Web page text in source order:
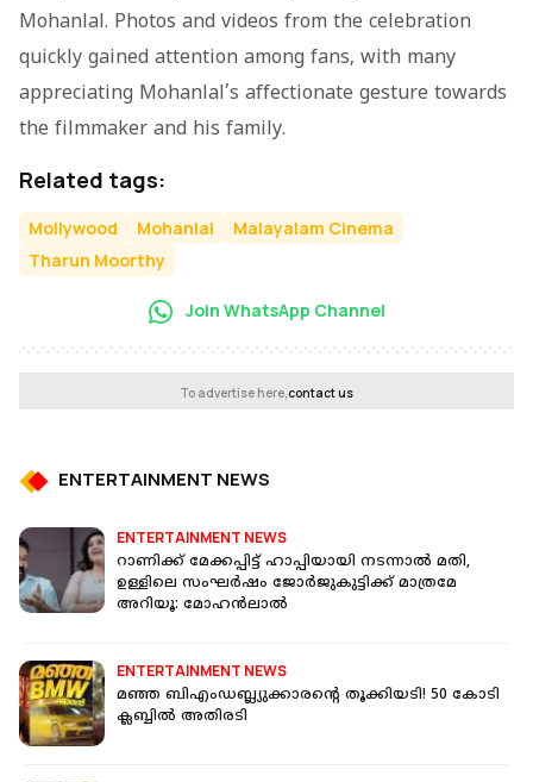
Mohanlal. Photos and videos from the celebration
quickly gained attention among fans, with many
appreciating Mohanlal’s affectionate gesture towards
the filmmaker and his family.
Related tags:
Mollywood Mohanlal
Malayalam Cinema
Tharun Moorthy
Join WhatsApp Channel
To advertise here,contact us
ENTERTAINMENT NEWS
ENTERTAINMENT NEWS
റാണിക്ക് മേക്കപ്പിട്ട് ഹാപ്പിയായി നടന്നാല്‍ മതി,
ഉള്ളിലെ സംഘര്‍ഷം ജോര്‍ജുകുട്ടിക്ക് മാത്രമേ
അറിയൂ: മോഹന്‍ലാല്‍
ENTERTAINMENT NEWS
മഞ്ഞ ബിഎംഡബ്ല്യുക്കാരന്റെ തൂക്കിയടി! 50 കോടി
ക്ലബ്ബിൽ അതിരടി